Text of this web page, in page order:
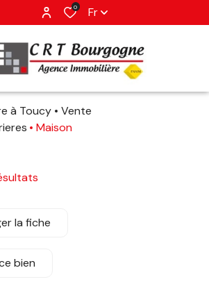
0 Fr
à Toucy
Vente
Maison
la fiche
bien